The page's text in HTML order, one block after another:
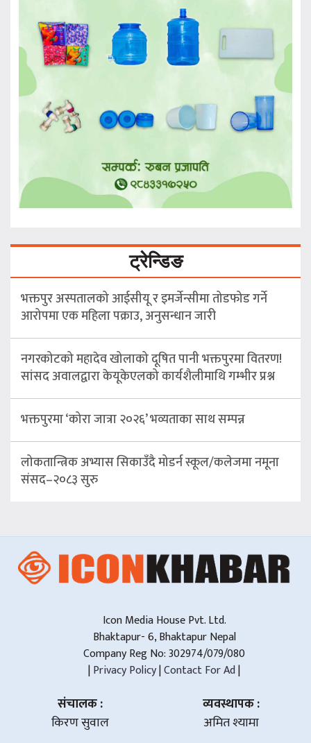
ट्रेन्डिङ
भक्तपुर अस्पतालको आईसीयू र इमर्जेन्सीमा तोडफोड गर्ने
आरोपमा एक महिला पक्राउ, अनुसन्धान जारी
नगरकोटको महादेव खोलाको दूषित पानी भक्तपुरमा वितरण!
सांसद अवालद्वारा केयूकेएलको कार्यशैलीमाथि गम्भीर प्रश्न
भक्तपुरमा ‘कोरा जात्रा २०२६’ भव्यताका साथ सम्पन्न
लोकतान्त्रिक अभ्यास सिकाउँदै मोडर्न स्कूल/कलेजमा नमूना
संसद–२०८३ सुरु
Icon Media House Pvt. Ltd.
Bhaktapur- 6, Bhaktapur Nepal
Company Reg No: 302974/079/080
|Privacy Policy|Contact For Ad|
संचालक :
किरण सुवाल
व्यवस्थापक :
अमित श्यामा